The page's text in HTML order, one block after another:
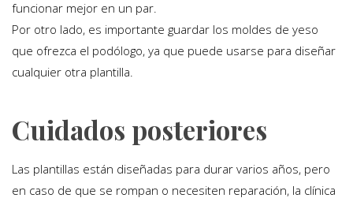
funcionar mejor en un par.
Por otro lado, es importante guardar los moldes de yeso
que ofrezca el podólogo, ya que puede usarse para diseñar
cualquier otra plantilla.
Cuidados posteriores
Las plantillas están diseñadas para durar varios años, pero
en caso de que se rompan o necesiten reparación, la clínica